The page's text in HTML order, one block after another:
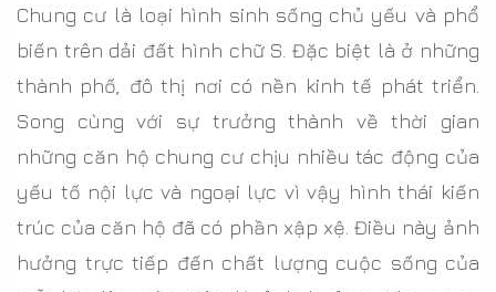
Chung cư là loại hình sinh sống chủ yếu và phổ
biến trên dải đất hình chữ S. Đặc biệt là ở những
thành phố, đô thị nơi có nền kinh tế phát triển.
Song cùng với sự trưởng thành về thời gian
những căn hộ chung cư chịu nhiều tác động của
yếu tố nội lực và ngoại lực vì vậy hình thái kiến
trúc của căn hộ đã có phần xập xệ. Điều này ảnh
hưởng trực tiếp đến chất lượng cuộc sống của